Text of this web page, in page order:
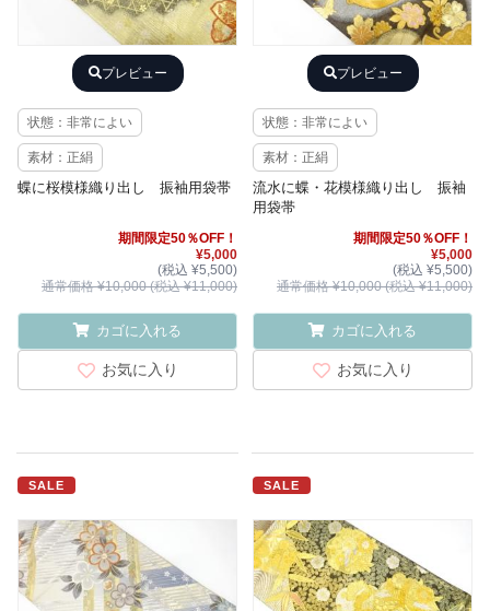
プレビュー
状態：非常によい
素材：正絹
蝶に桜模様織り出し 振袖用袋帯
期間限定50％OFF！
¥5,000
(税込 ¥5,500)
通常価格 ¥10,000 (税込 ¥11,000)
カゴに入れる
お気に入り
プレビュー
状態：非常によい
素材：正絹
流水に蝶・花模様織り出し 振袖
用袋帯
期間限定50％OFF！
¥5,000
(税込 ¥5,500)
通常価格 ¥10,000 (税込 ¥11,000)
カゴに入れる
お気に入り
SALE SALE